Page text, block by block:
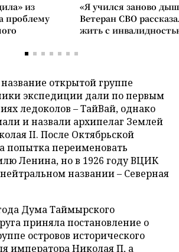
из
проблему
«Я учился заново
Ветеран СВО
жить с
открытой группе
экспедиции дали по первым
ледоколов – ТайВай, однако
и назвали архипелаг Землей
II. После Октябрьской
попытка переименовать
Ленина, но в 1926 году ВЦИК
названии – Северная
Дума Таймырского
приняла постановление о
островов исторического
императора Николая П, а